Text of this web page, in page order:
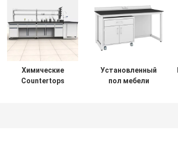
Химические
Countertops
Установленный
пол мебели